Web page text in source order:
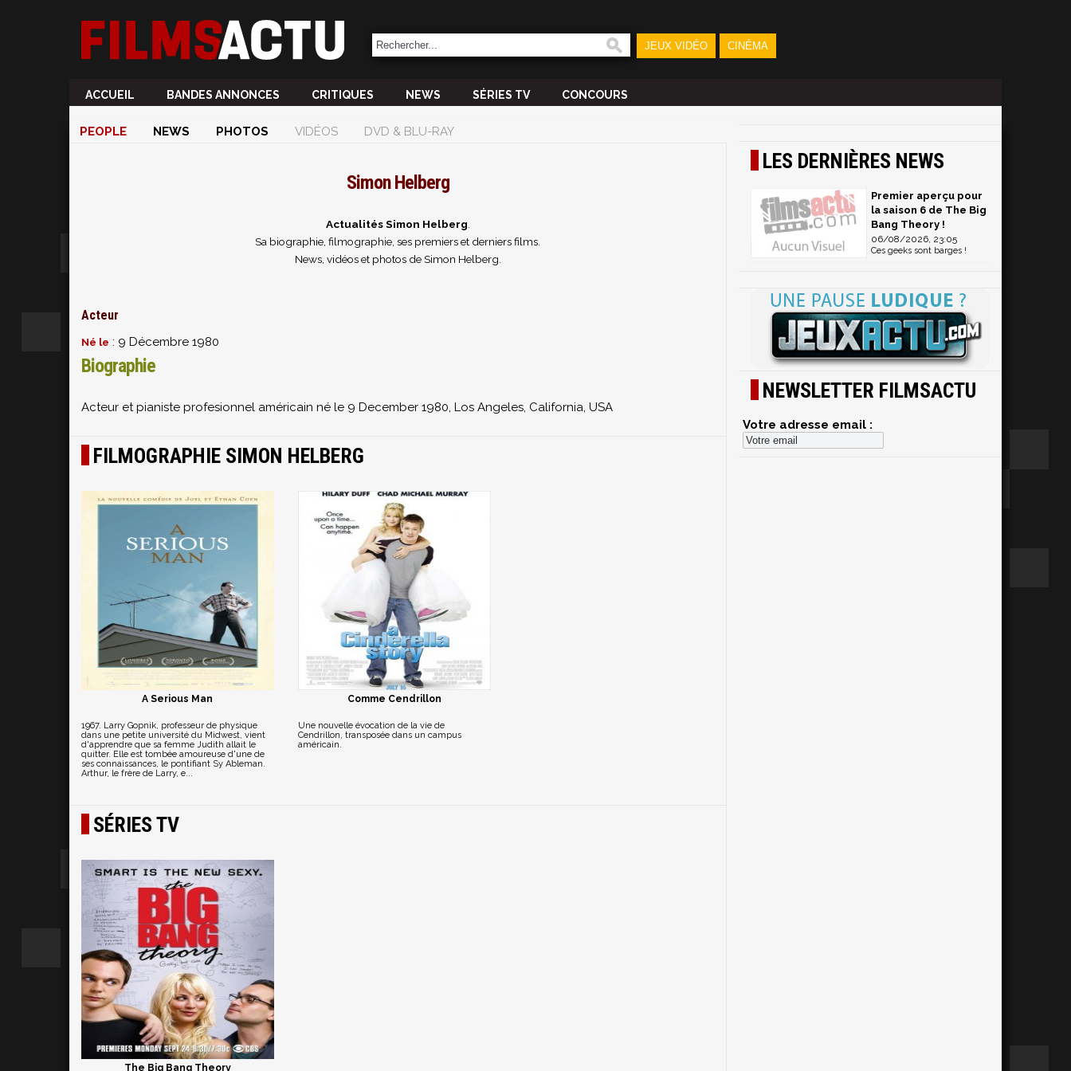
JEUX VIDÉO CINÉMA
ACCUEIL BANDES ANNONCES CRITIQUES NEWS SÉRIES TV CONCOURS
PEOPLE NEWS PHOTOS VIDÉOS DVD & BLU-RAY
Simon Helberg
Actualités Simon Helberg
Sa biographie, filmographie, ses premiers et derniers films.
News, vidéos et photos de Simon Helberg.
Acteur
Né le : 9 Décembre 1980
Biographie
Acteur et pianiste profesionnel américain né le 9 December 1980, Los Angeles, California, USA
FILMOGRAPHIE SIMON HELBERG
A Serious Man
1967. Larry Gopnik, professeur de physique
dans une petite université du Midwest, vient
d'apprendre que sa femme Judith allait le
quitter. Elle est tombée amoureuse d'une de
ses connaissances, le pontifiant Sy Ableman.
Arthur, le frère de Larry, e...
Comme Cendrillon
Une nouvelle évocation de la vie de
Cendrillon, transposée dans un campus
américain.
SÉRIES TV
The Big Bang Theory
LES DERNIÈRES NEWS
Premier aperçu pour
la saison 6 de The Big
Bang Theory !
06/08/2026, 23:05
Ces geeks sont barges !
NEWSLETTER FILMSACTU
Votre adresse email :